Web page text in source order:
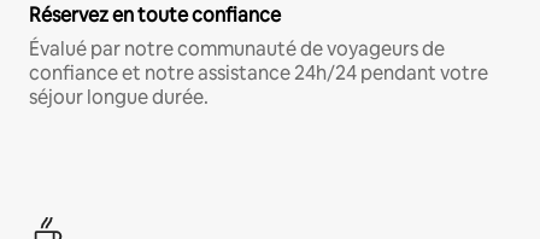
Réservez en toute confiance
Évalué par notre communauté de voyageurs de
confiance et notre assistance 24h/24 pendant votre
séjour longue durée.